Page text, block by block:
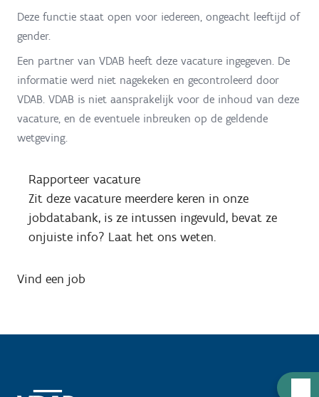
Deze functie staat open voor iedereen, ongeacht leeftijd of
gender.
Een partner van VDAB heeft deze vacature ingegeven. De
informatie werd niet nagekeken en gecontroleerd door
VDAB. VDAB is niet aansprakelijk voor de inhoud van deze
vacature, en de eventuele inbreuken op de geldende
wetgeving.
Rapporteer vacature
Zit deze vacature meerdere keren in onze
jobdatabank, is ze intussen ingevuld, bevat ze
onjuiste info? Laat het ons weten.
Vind een job